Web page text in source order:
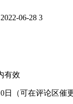
2022-06-28 3
有效
日（可在评论区催更